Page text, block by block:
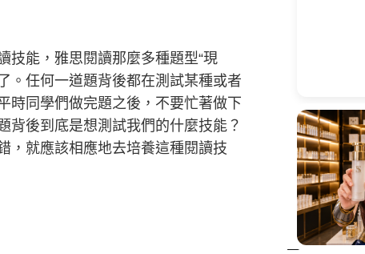
技能，雅思閱讀那麼多種題型“現
。任何一道題背後都在測試某種或者
時同學們做完題之後，不要忙著做下
背後到底是想測試我們的什麼技能？
，就應該相應地去培養這種閱讀技